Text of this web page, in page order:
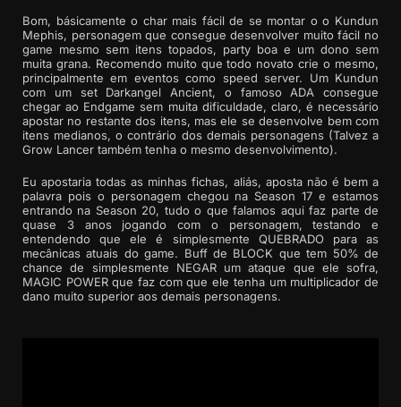
Bom, básicamente o char mais fácil de se montar o o Kundun
Mephis, personagem que consegue desenvolver muito fácil no
game mesmo sem itens topados, party boa e um dono sem
muita grana. Recomendo muito que todo novato crie o mesmo,
principalmente em eventos como speed server. Um Kundun
com um set Darkangel Ancient, o famoso ADA consegue
chegar ao Endgame sem muita dificuldade, claro, é necessário
apostar no restante dos itens, mas ele se desenvolve bem com
itens medianos, o contrário dos demais personagens (Talvez a
Grow Lancer também tenha o mesmo desenvolvimento).
Eu apostaria todas as minhas fichas, aliás, aposta não é bem a
palavra pois o personagem chegou na Season 17 e estamos
entrando na Season 20, tudo o que falamos aqui faz parte de
quase 3 anos jogando com o personagem, testando e
entendendo que ele é simplesmente QUEBRADO para as
mecânicas atuais do game. Buff de BLOCK que tem 50% de
chance de simplesmente NEGAR um ataque que ele sofra,
MAGIC POWER que faz com que ele tenha um multiplicador de
dano muito superior aos demais personagens.